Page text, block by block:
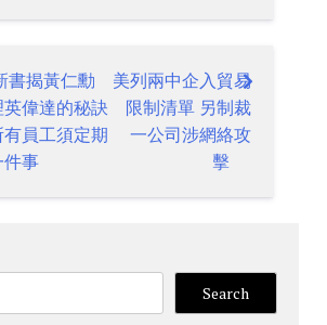
書揭黃仁勳
偉達的秘訣
有員工須定期
事
美列兩中企入貿易
限制清單 另制裁
一公司涉網絡攻
擊
Search